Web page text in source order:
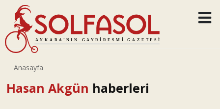
Anasayfa
Hasan Akgün haberleri